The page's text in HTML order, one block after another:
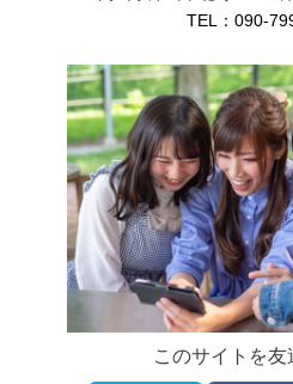
TEL： 090-
このサイトを友